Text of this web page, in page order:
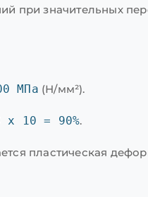
при значительных
МПа (Н/мм²).
x 10 = 90%.
пластическая